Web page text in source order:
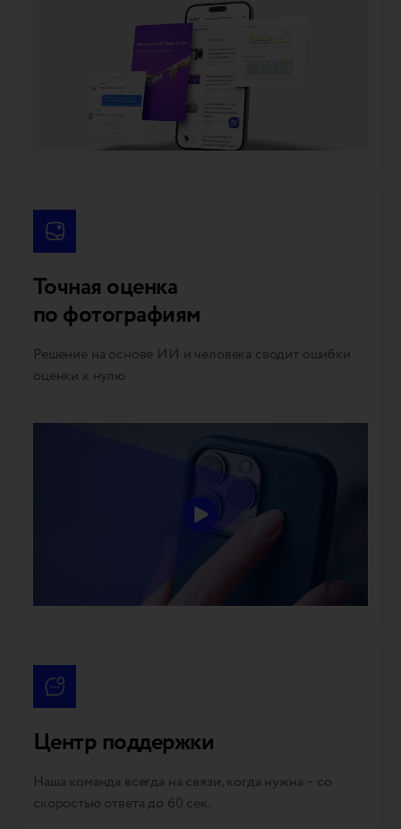
Точная оценка
по фотографиям
Решение на основе ИИ и человека сводит ошибки
оценки к нулю
Центр поддержки
Наша команда всегда на связи, когда нужна – со
скоростью ответа до 60 сек.